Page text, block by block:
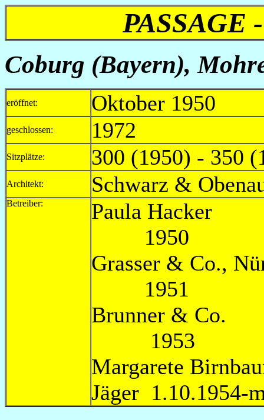
PASSAGE
Coburg (Bayern),
eröffnet: Oktober 1950
geschlossen: 1972
Sitzplätze: 300 (1950) - 350
Architekt: Schwarz &
Betreiber:
1950
Grasser
1951
1953
Margarete
Jäger